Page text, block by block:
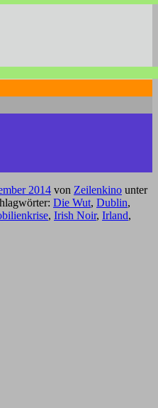
2014 von Zeilenkino unter
Die Wut, Dublin,
, Irish Noir, Irland,